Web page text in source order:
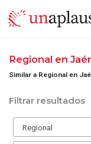
Regional en
Similar a Regional en
Filtrar resultados